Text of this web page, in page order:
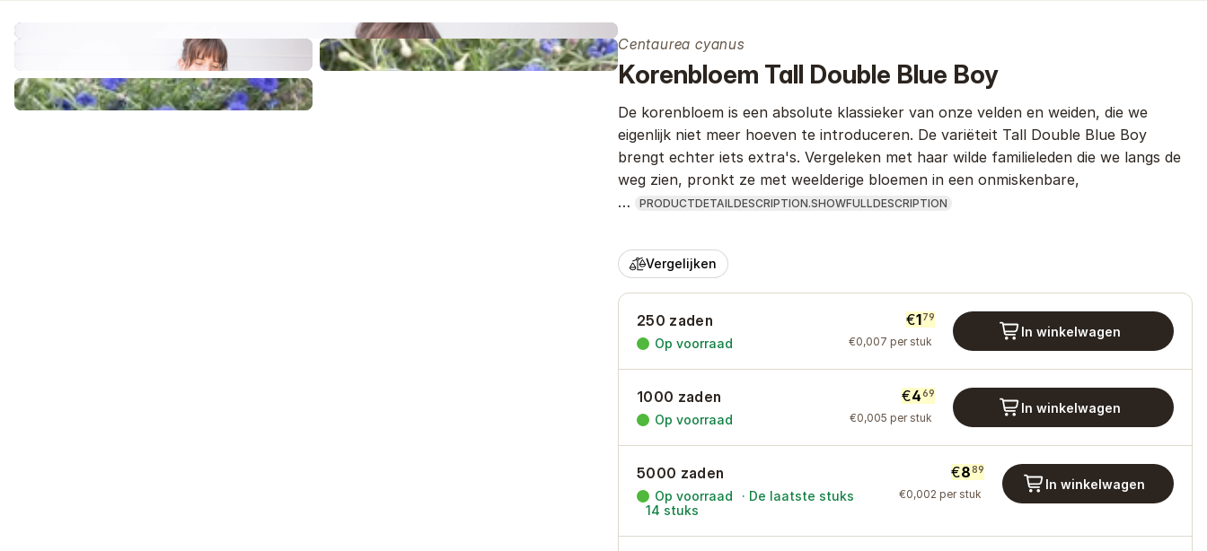
Centaurea cyanus
Korenbloem Tall Double Blue Boy
De korenbloem is een absolute klassieker van onze velden en weiden, die we
eigenlijk niet meer hoeven te introduceren. De variëteit Tall Double Blue Boy
brengt echter iets extra's. Vergeleken met haar wilde familieleden die we langs de
weg zien, pronkt ze met weelderige bloemen in een onmiskenbare,
…
PRODUCTDETAILDESCRIPTION.SHOWFULLDESCRIPTION
Vergelijken
250 zaden
Op voorraad
€179
€0,007 per stuk
In winkelwagen
1000 zaden
Op voorraad
€469
€0,005 per stuk
In winkelwagen
5000 zaden
Op voorraad · De laatste stuks
14 stuks
€889
€0,002 per stuk
In winkelwagen